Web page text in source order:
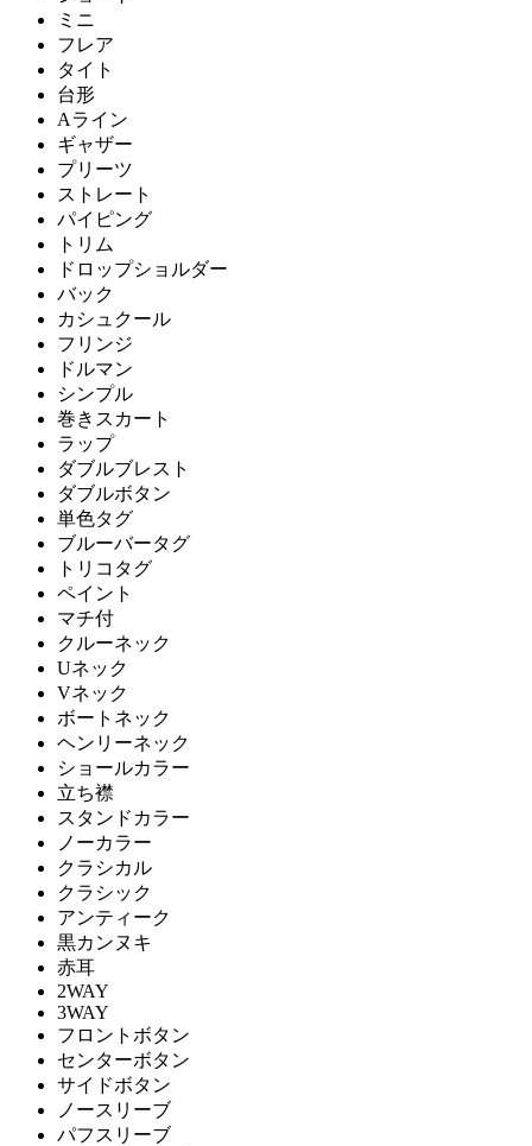
ミニ
フレア
タイト
台形
Aライン
ギャザー
プリーツ
ストレート
パイピング
トリム
ドロップショルダー
バック
カシュクール
フリンジ
ドルマン
シンプル
巻きスカート
ラップ
ダブルブレスト
ダブルボタン
単色タグ
ブルーバータグ
トリコタグ
ペイント
マチ付
クルーネック
Uネック
Vネック
ボートネック
ヘンリーネック
ショールカラー
立ち襟
スタンドカラー
ノーカラー
クラシカル
クラシック
アンティーク
黒カンヌキ
赤耳
2WAY
3WAY
フロントボタン
センターボタン
サイドボタン
ノースリーブ
パフスリーブ